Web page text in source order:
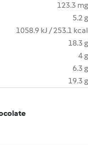
123.3 mg
5.2 g
1058.9 kJ / 253.1 kcal
18.3 g
4 g
6.3 g
19.3 g